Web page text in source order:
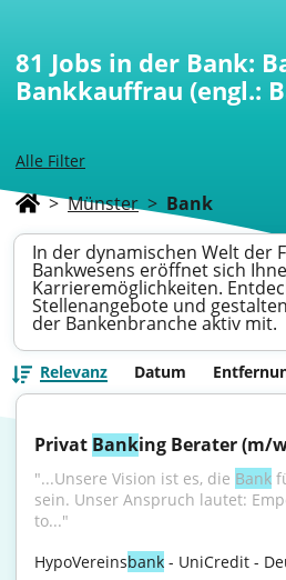
Alle Filter
81 Jobs in der Bank:
Bankkauffrau (engl.:
> Münster > Bank
In der dynamischen Welt der
Bankwesens eröffnet sich
Karrieremöglichkeiten.
Stellenangebote und
der Bankenbranche aktiv mit.
Relevanz Datum
Privat Banking Berater (m/
"...Unsere Vision ist es, die Bank
sein. Unser Anspruch lautet:
to..."
HypoVereinsbank - UniCredit -